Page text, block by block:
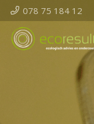
078 75 184 12